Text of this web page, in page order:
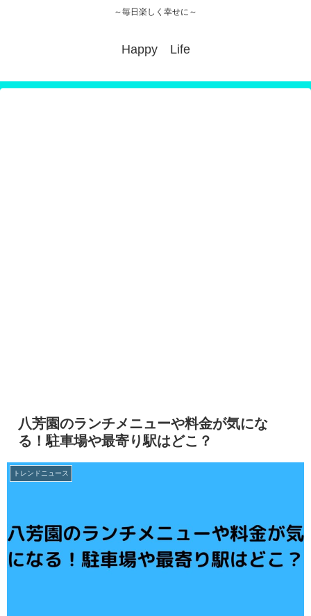
～毎日楽しく幸せに～
Happy Life
八芳園のランチメニューや料金が気にな
る！駐車場や最寄り駅はどこ？
トレンドニュース